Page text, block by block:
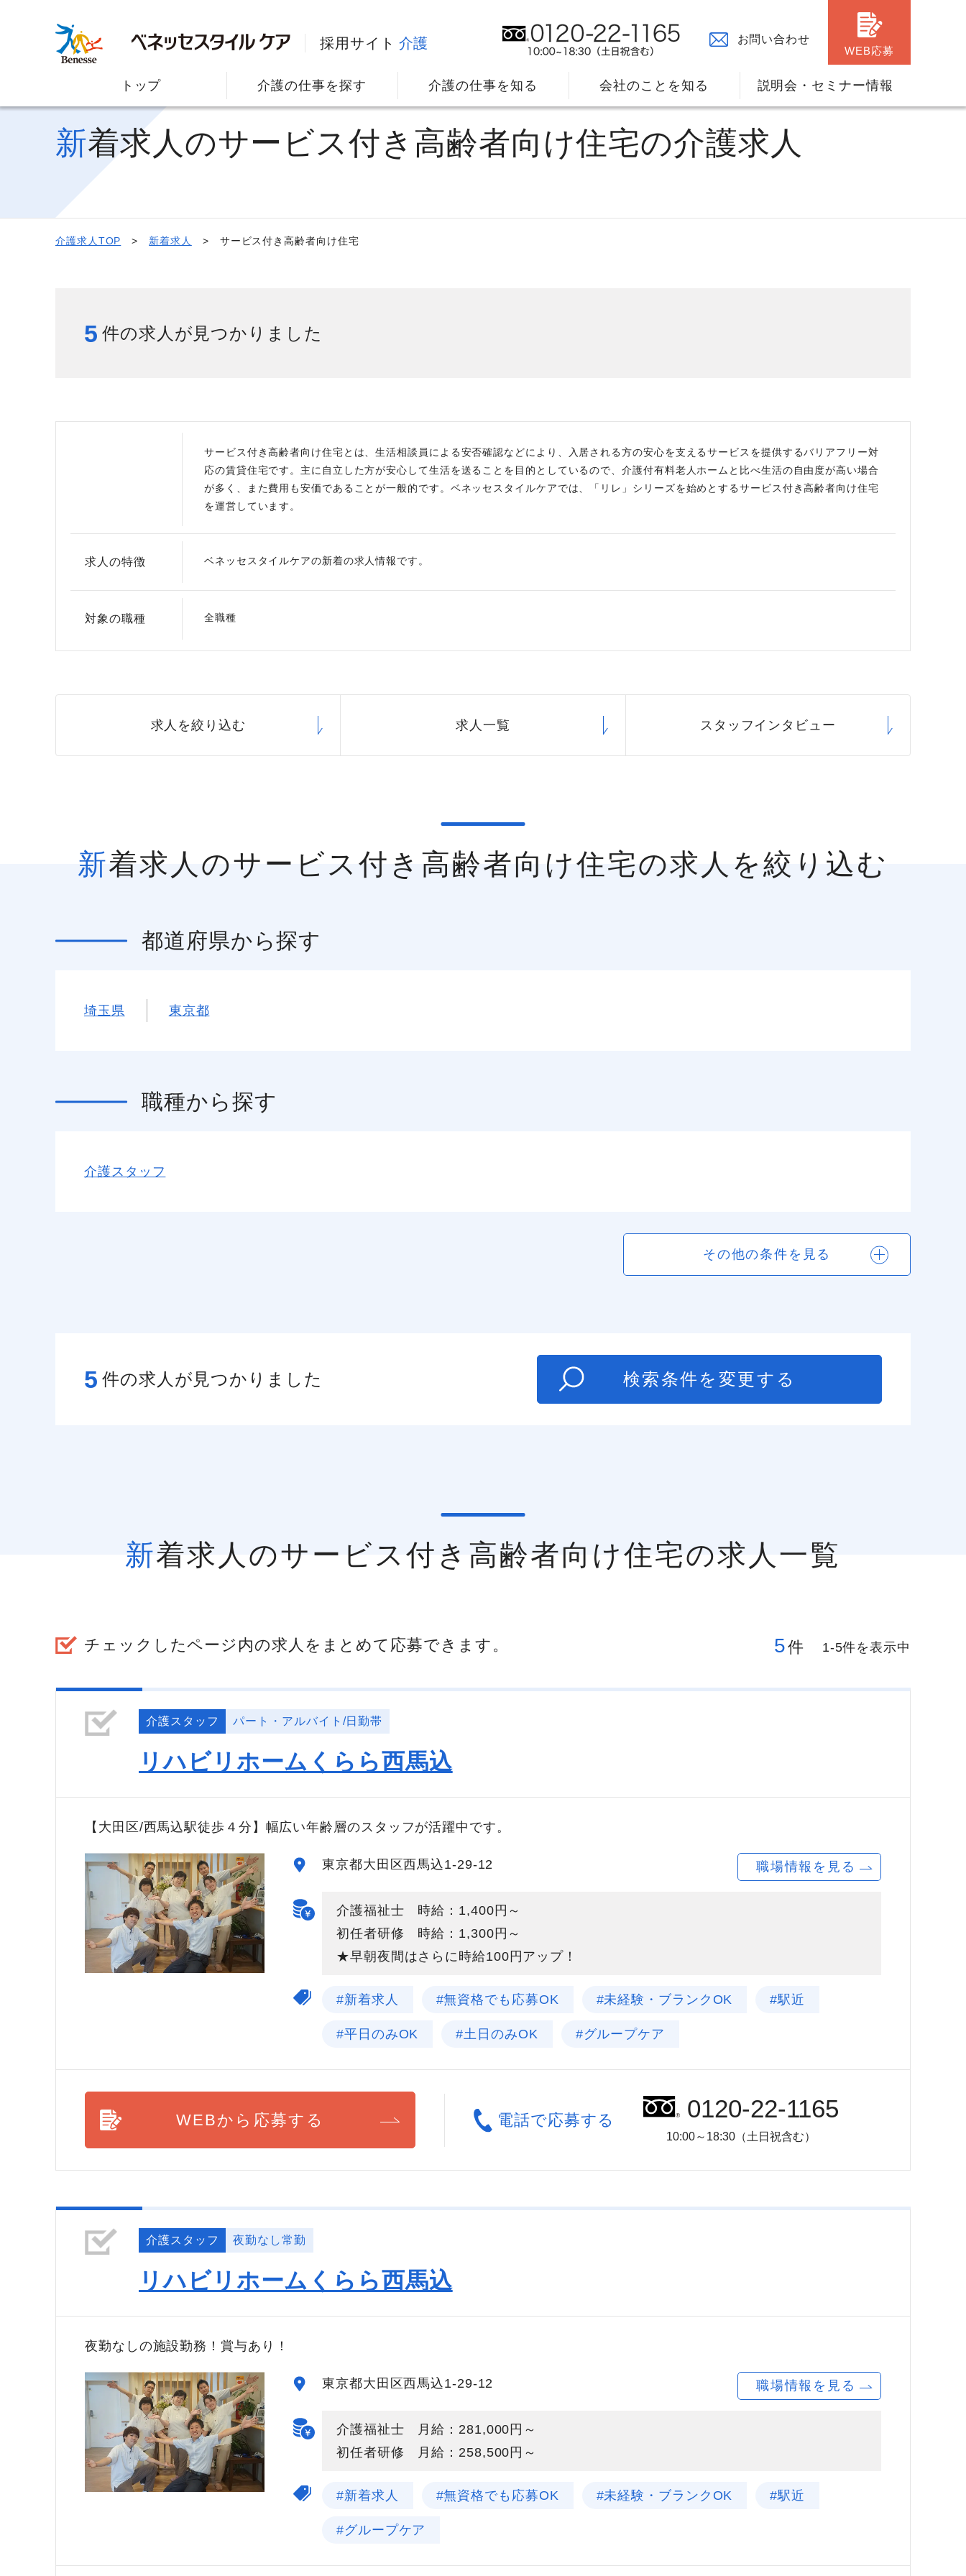
採用サイト 介護
お問い合わせ
WEB応募
トップ 介護の仕事を探す 介護の仕事を知る
給与制度 資格取得サポート制度 福利厚生
会社のことを知る
スタッフインタビュー 社員主役のプロジェクト 職場データ
説明会・セミナー情報
新着求人のサービス付き高齢者向け住宅の介護求人
介護求人TOP 新着求人 サービス付き高齢者向け住宅
5 件の求人が見つかりました
サービス付き高齢者向け住宅とは、生活相談員による安否確認などにより、入居される方の安心を支えるサービスを提供するバリアフリー対
応の賃貸住宅です。主に自立した方が安心して生活を送ることを目的としているので、介護付有料老人ホームと比べ生活の自由度が高い場合
が多く、また費用も安価であることが一般的です。ベネッセスタイルケアでは、「リレ」シリーズを始めとするサービス付き高齢者向け住宅
を運営しています。
求人の特徴 ベネッセスタイルケアの新着の求人情報です。
対象の職種 全職種
求人を絞り込む 求人一覧 スタッフ インタビュー
新着求人のサービス付き高齢者向け住宅の求人を絞り込む
都道府県から探す
埼玉県 東京都
職種から探す
介護スタッフ
その他の条件を見る
5 件の求人が見つかりました 検索条件を変更する
新着求人のサービス付き高齢者向け住宅の求人一覧
チェックしたページ内の求人をまとめて応募できます。 5件 1-5件を表示中
介護スタッフ パート・アルバイト/日勤帯
リハビリホームくらら西馬込
【大田区/西馬込駅徒歩４分】幅広い年齢層のスタッフが活躍中です。
東京都大田区西馬込1-29-12 職場情報を見る
介護福祉士 時給：1,400円～
初任者研修 時給：1,300円～
★早朝夜間はさらに時給100円アップ！
#新着求人 #無資格でも応募OK #未経験・ブランクOK #駅近
#平日のみOK #土日のみOK #グループケア
WEBから応募する 電話で応募する 0120-22-1165
10:00～18:30（土日祝含む）
介護スタッフ 夜勤なし常勤
リハビリホームくらら西馬込
夜勤なしの施設勤務！賞与あり！
東京都大田区西馬込1-29-12 職場情報を見る
介護福祉士 月給：281,000円～
初任者研修 月給：258,500円～
#新着求人 #無資格でも応募OK #未経験・ブランクOK #駅近
#グループケア